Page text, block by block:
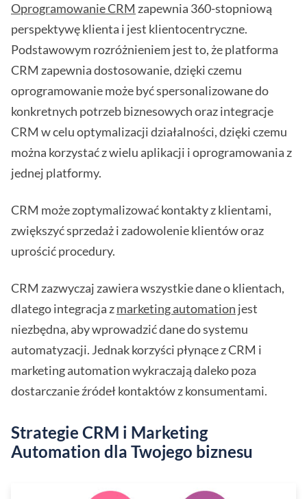
Oprogramowanie CRM zapewnia 360-stopniową
perspektywę klienta i jest klientocentryczne.
Podstawowym rozróżnieniem jest to, że platforma
CRM zapewnia dostosowanie, dzięki czemu
oprogramowanie może być spersonalizowane do
konkretnych potrzeb biznesowych oraz integracje
CRM w celu optymalizacji działalności, dzięki czemu
można korzystać z wielu aplikacji i oprogramowania z
jednej platformy.
CRM może zoptymalizować kontakty z klientami,
zwiększyć sprzedaż i zadowolenie klientów oraz
uprościć procedury.
CRM zazwyczaj zawiera wszystkie dane o klientach,
dlatego integracja zmarketing automation jest
niezbędna, aby wprowadzić dane do systemu
automatyzacji. Jednak korzyści płynące z CRM i
marketing automation wykraczają daleko poza
dostarczanie źródeł kontaktów z konsumentami.
Strategie CRM i Marketing
Automation dla Twojego biznesu